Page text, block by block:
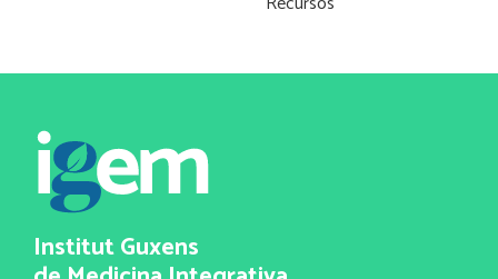
Institut Guxens